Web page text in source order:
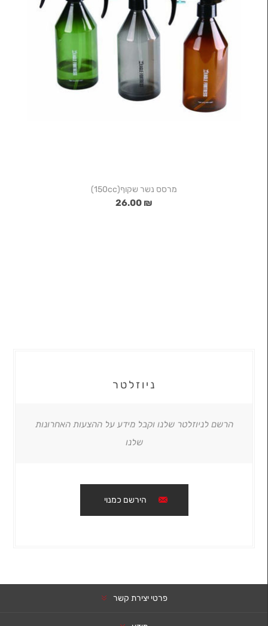
מרסס נשר שקוף(150cc)
₪ 26.00
ניוזלטר
הרשם לניוזלטר שלנו וקבל מידע על ההצעות האחרונות
שלנו
הירשם כמנוי
פרטי יצירת קשר